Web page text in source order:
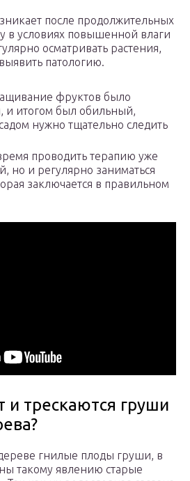
после продолжительных
в условиях повышенной влаги
осматривать растения,
патологию.
фруктов было
и итогом был обильный,
нужно тщательно следить
проводить терапию уже
но и регулярно заниматься
заключается в правильном
и трескаются груши
гнилые плоды груши, в
такому явлению старые